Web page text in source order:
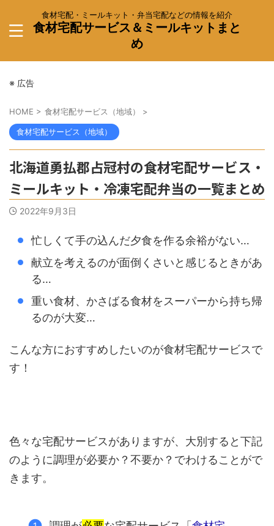
食材宅配・ミールキット・弁当宅配などの情報を紹介
食材宅配サービス＆ミールキットまと
め
※ 広告
HOME > 食材宅配サービス（地域） >
食材宅配サービス（地域）
北海道勇払郡占冠村の食材宅配サービス・
ミールキット・冷凍宅配弁当の一覧まとめ
2022年9月3日
忙しくて手の込んだ夕食を作る余裕がない…
献立を考えるのが面倒くさいと感じるときがあ
る…
重い食材、かさばる食材をスーパーから持ち帰
るのが大変…
こんな方におすすめしたいのが食材宅配サービスで
す！
色々な宅配サービスがありますが、大別すると下記
のように調理が必要か？不要か？でわけることがで
きます。